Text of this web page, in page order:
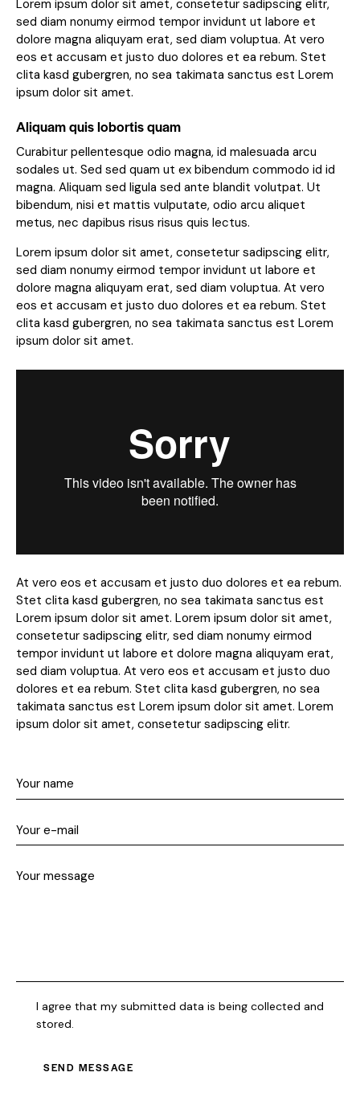
Lorem ipsum dolor sit amet, consetetur sadipscing elitr,
sed diam nonumy eirmod tempor invidunt ut labore et
dolore magna aliquyam erat, sed diam voluptua. At vero
eos et accusam et justo duo dolores et ea rebum. Stet
clita kasd gubergren, no sea takimata sanctus est Lorem
ipsum dolor sit amet.
Aliquam quis lobortis quam
Curabitur pellentesque odio magna, id malesuada arcu
sodales ut. Sed sed quam ut ex bibendum commodo id id
magna. Aliquam sed ligula sed ante blandit volutpat. Ut
bibendum, nisi et mattis vulputate, odio arcu aliquet
metus, nec dapibus risus risus quis lectus.
Lorem ipsum dolor sit amet, consetetur sadipscing elitr,
sed diam nonumy eirmod tempor invidunt ut labore et
dolore magna aliquyam erat, sed diam voluptua. At vero
eos et accusam et justo duo dolores et ea rebum. Stet
clita kasd gubergren, no sea takimata sanctus est Lorem
ipsum dolor sit amet.
At vero eos et accusam et justo duo dolores et ea rebum.
Stet clita kasd gubergren, no sea takimata sanctus est
Lorem ipsum dolor sit amet. Lorem ipsum dolor sit amet,
consetetur sadipscing elitr, sed diam nonumy eirmod
tempor invidunt ut labore et dolore magna aliquyam erat,
sed diam voluptua. At vero eos et accusam et justo duo
dolores et ea rebum. Stet clita kasd gubergren, no sea
takimata sanctus est Lorem ipsum dolor sit amet. Lorem
ipsum dolor sit amet, consetetur sadipscing elitr.
I agree that my submitted data is being collected and
stored.
SEND MESSAGE